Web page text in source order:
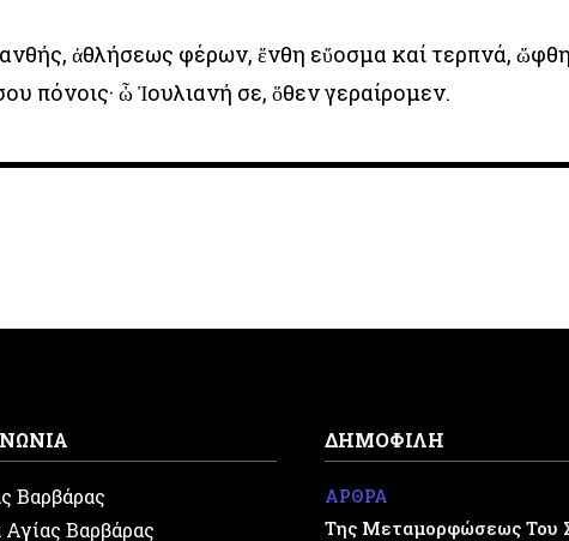
ἀθλήσεως φέρων, ἔνθη εὔοσμα καί τερπνά,
πόνοις· ὦ Ἰουλιανή σε, ὅθεν γεραίρομεν.
Βαρβάρας
Αγίας Βαρβάρας
ΔΗΜΟΦΙΛΗ
ΑΡΘΡΑ
Της Μεταμορφώσεως Του